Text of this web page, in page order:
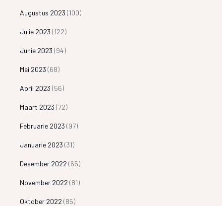
Augustus 2023 (100)
Julie 2023 (122)
Junie 2023 (94)
Mei 2023 (68)
April 2023 (56)
Maart 2023 (72)
Februarie 2023 (97)
Januarie 2023 (31)
Desember 2022 (65)
November 2022 (81)
Oktober 2022 (85)